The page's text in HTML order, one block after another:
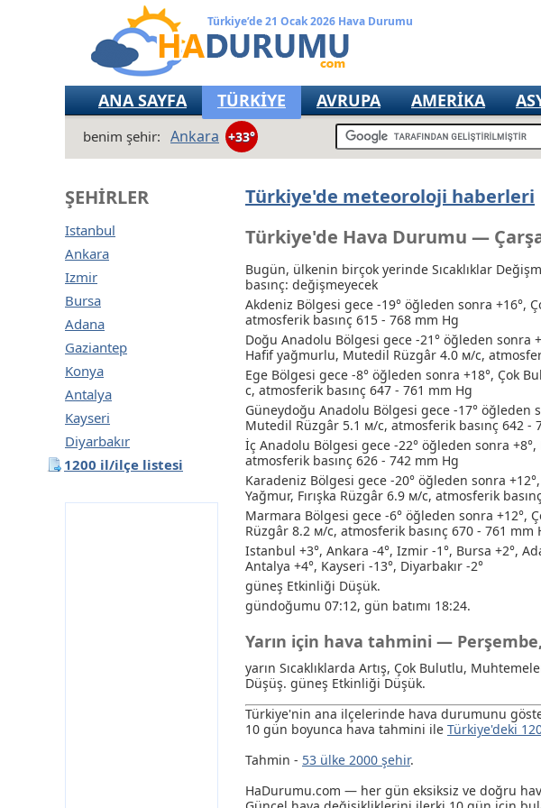
Türkiye’de 21 Ocak 2026 Hava Durumu
ANA SAYFA TÜRKİYE AVRUPA AMERIKA
benim şehir: Ankara +33°
ŞEHIRLER
Istanbul
Ankara
Izmir
Bursa
Adana
Gaziantep
Konya
Antalya
Kayseri
Diyarbakır
1200 il/ilçe listesi
Türkiye'de meteoroloji haberleri
Türkiye'de Hava Durumu —
Bugün, ülkenin birçok yerinde Sıcaklıklar
basınç: değişmeyecek
Akdeniz Bölgesi gece -19° öğleden sonra +16°,
atmosferik basınç 615 - 768 mm Hg
Doğu Anadolu Bölgesi gece -21° öğleden sonra
Hafif yağmurlu, Mutedil Rüzgâr 4.0 м/с,
Ege Bölgesi gece -8° öğleden sonra +18°, Çok
с, atmosferik basınç 647 - 761 mm Hg
Güneydoğu Anadolu Bölgesi gece -17° öğleden
Mutedil Rüzgâr 5.1 м/с, atmosferik basınç 642 -
İç Anadolu Bölgesi gece -22° öğleden sonra
atmosferik basınç 626 - 742 mm Hg
Karadeniz Bölgesi gece -20° öğleden sonra
Yağmur, Fırışka Rüzgâr 6.9 м/с, atmosferik
Marmara Bölgesi gece -6° öğleden sonra +12°,
Rüzgâr 8.2 м/с, atmosferik basınç 670 - 761 mm
Istanbul +3°, Ankara -4°, Izmir -1°, Bursa +2°,
Antalya +4°, Kayseri -13°, Diyarbakır -2°
güneş Etkinliği Düşük.
gündoğumu 07:12, gün batımı 18:24.
Yarın için hava tahmini —
yarın Sıcaklıklarda Artış, Çok Bulutlu,
Düşüş. güneş Etkinliği Düşük.
Türkiye'nin ana ilçelerinde hava durumunu
10 gün boyunca hava tahmini ile Türkiye'deki
Tahmin - 53 ülke 2000 şehir.
HaDurumu.com — her gün eksiksiz ve doğru